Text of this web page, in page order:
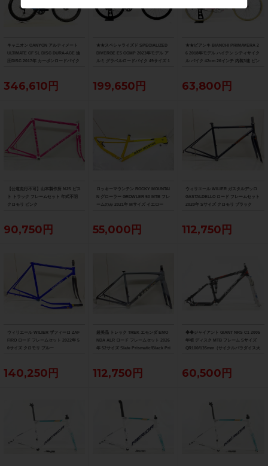
キャニオン CANYON アルティメート
ULTIMATE CF SL DISC DURA-ACE 油
圧DISC 2017年 カーボンロードバイク
346,610円
★★スペシャライズド SPECIALIZED
DIVERGE E5 COMP 2023年モデル ア
ルミ グラベルロードバイク 49サイズ 1
199,650円
★★ビアンキ BIANCHI PRIMAVERA 2
6 2018年モデル ハイテン シティサイク
ル バイク 42cm 26インチ 内装3速 ピン
63,800円
【公道走行不可】山本製作所 NJS ピス
ト トラック フレームセット 年式不明
クロモリ ピンク
90,750円
ロッキーマウンテン ROCKY MOUNTAI
N グローラー GROWLER 50 MTB フレ
ームのみ 2021年 Mサイズ イエロー
55,000円
ウィリエール WILIER ガスタルデッロ
GASTALDELLO ロード フレームセット
2020年 Sサイズ クロモリ ブラック
112,750円
ウィリエール WILIER ザフィーロ ZAF
FIRO ロード フレームセット 2022年 5
0サイズ クロモリ ブルー
140,250円
超美品 トレック TREK エモンダ EMO
NDA ALR ロード フレームセット 2026
年 52サイズ Slate Prismatic/Black Pri
112,750円
◆◆ジャイアント GIANT NRS C1 2005
年頃 ディスク MTB フレーム Sサイズ
QR100/135mm（サイクルパラダイス大
60,500円